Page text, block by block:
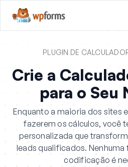
PLUGIN DE
Crie a
para o Seu
Enquanto a maioria dos sites
fazerem os cálculos, você
personalizada que
leads qualificados. Nenhuma
codificação é